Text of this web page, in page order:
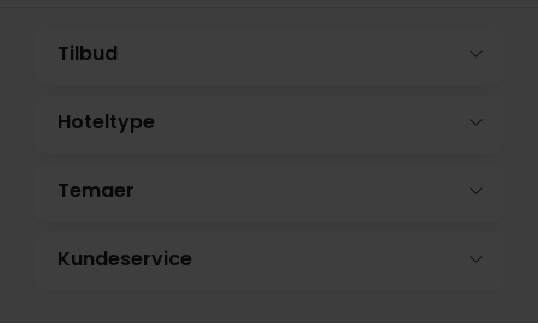
Tilbud
Hoteltype
Temaer
Kundeservice